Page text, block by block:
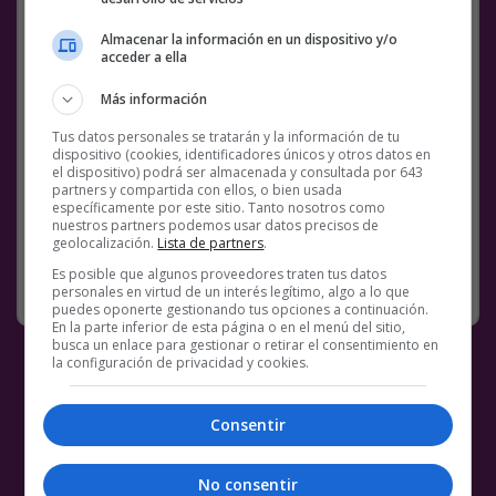
Dos personas identificadas por escalar sin
protección la Torre Glòries de Barcelona
— ABC.es (@abc_es)
Facebook
Twitter
WhatsApp
Gmail
Meneame
Copy
Link
BARCELONA VÍDEOS 8 COMENTARIOS
RANDOM 17 OCTUBRE, 2023
Almacenar la información en un dispositivo y/o
acceder a ella
Más información
Tus datos personales se tratarán y la información de tu
dispositivo (cookies, identificadores únicos y otros datos en
el dispositivo) podrá ser almacenada y consultada por 643
partners y compartida con ellos, o bien usada
específicamente por este sitio. Tanto nosotros como
nuestros partners podemos usar datos precisos de
geolocalización. Lista de partners.
Es posible que algunos proveedores traten tus datos
personales en virtud de un interés legítimo, algo a lo que
puedes oponerte gestionando tus opciones a continuación.
En la parte inferior de esta página o en el menú del sitio,
busca un enlace para gestionar o retirar el consentimiento en
la configuración de privacidad y cookies.
Consentir
No consentir